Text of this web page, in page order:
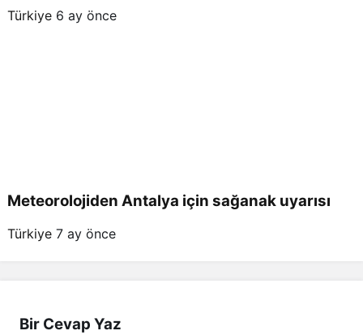
Türkiye 6 ay önce
Meteorolojiden Antalya için sağanak uyarısı
Türkiye 7 ay önce
Bir Cevap Yaz